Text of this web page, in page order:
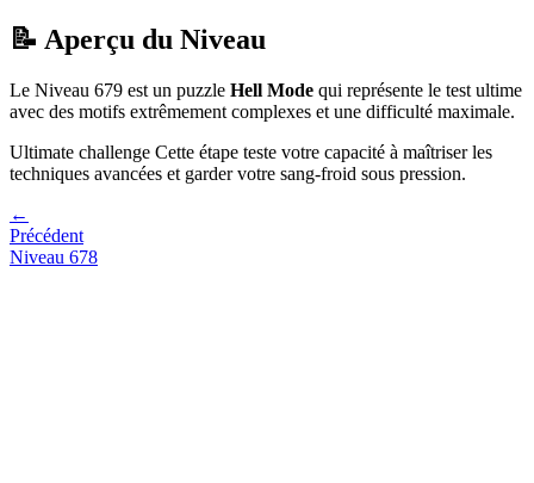
📝 Aperçu du Niveau
Le Niveau 679 est un puzzle Hell Mode qui représente le test ultime
avec des motifs extrêmement complexes et une difficulté maximale.
Ultimate challenge Cette étape teste votre capacité à maîtriser les
techniques avancées et garder votre sang-froid sous pression.
←
Précédent
Niveau 678